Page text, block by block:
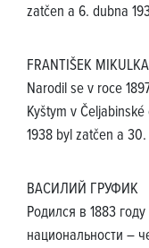
zatčen a 6. dubna
FRANTIŠEK MIKULKA
Narodil se v roce
Kyštym v
1938 byl zatčen a
ВАСИЛИЙ ГРУФИК
Родился в 1883
национальности –